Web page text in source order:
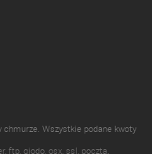
chmurze. Wszystkie podane kwoty
, ftp, giodo, osx, ssl, poczta,